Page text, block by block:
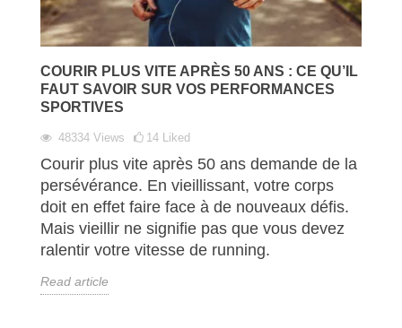
COURIR PLUS VITE APRÈS 50 ANS : CE QU’IL
FAUT SAVOIR SUR VOS PERFORMANCES
SPORTIVES
48334 Views 14 Liked
Courir plus vite après 50 ans demande de la
persévérance. En vieillissant, votre corps
doit en effet faire face à de nouveaux défis.
Mais vieillir ne signifie pas que vous devez
ralentir votre vitesse de running.
Read article